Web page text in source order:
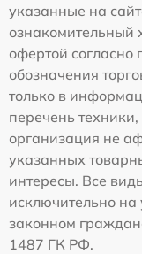
указанные на
ознакомительный
офертой согласно
обозначения
только в
перечень
организация не
указанных
интересы. Все
исключительно на
законном
1487 ГК РФ.